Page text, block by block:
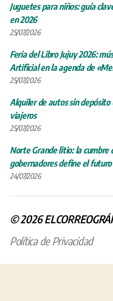
Juguetes para niños: guía
en 2026
25/07/2026
Feria del Libro Jujuy 2026:
Artificial en la agenda de
25/07/2026
Alquiler de autos sin
viajeros
25/07/2026
Norte Grande litio: la cumbre
gobernadores define el
24/07/2026
© 2026
Política de Privacidad